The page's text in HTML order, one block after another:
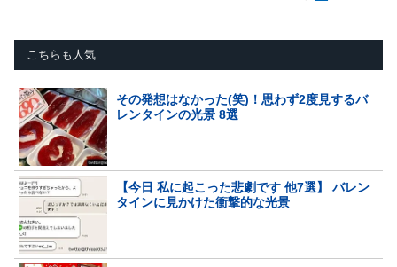
こちらも人気
その発想はなかった(笑)！思わず2度見するバ
レンタインの光景 8選
【今日 私に起こった悲劇です 他7選】 バレン
タインに見かけた衝撃的な光景